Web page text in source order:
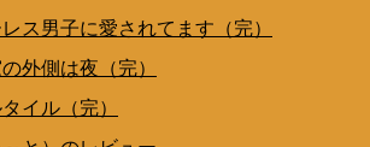
ス男子に愛されてます（完）
外側は夜（完）
イル（完）